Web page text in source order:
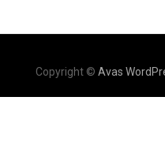
Copyright © Avas